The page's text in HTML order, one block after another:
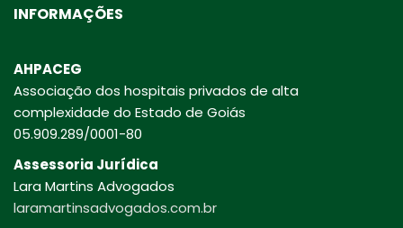
INFORMAÇÕES
AHPACEG
Associação dos hospitais privados de alta
complexidade do Estado de Goiás
05.909.289/0001-80
Assessoria Jurídica
Lara Martins Advogados
laramartinsadvogados.com.br